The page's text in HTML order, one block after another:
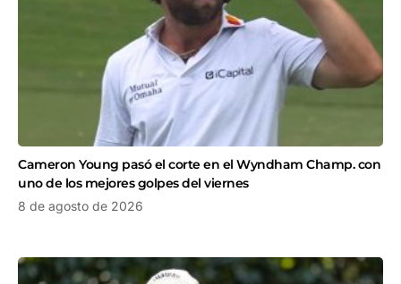
Cameron Young pasó el corte en el Wyndham Champ. con
uno de los mejores golpes del viernes
8 de agosto de 2026